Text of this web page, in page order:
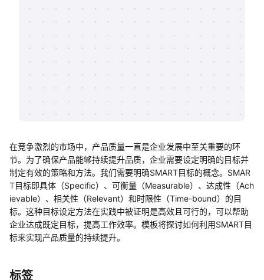
在竞争激烈的市场中，产品质量一直是企业发展中至关重要的环
节。为了确保产品能够持续提升品质，企业需要设定明确的目标并
制定有效的策略和方法。我们需要明确SMART目标的概念。SMAR
T目标即具体（Specific）、可衡量（Measurable）、达成性（Ach
ievable）、相关性（Relevant）和时限性（Time-bound）的目
标。这种目标设定方法在实践中被证明是高效且可行的，可以帮助
企业达成既定目标，提高工作效率。模板将探讨如何利用SMART目
标来实现产品质量的持续提升。
标签